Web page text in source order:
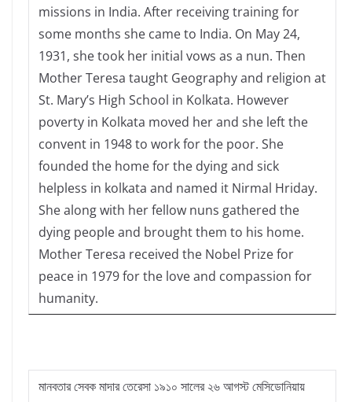
missions in India. After receiving training for
some months she came to India. On May 24,
1931, she took her initial vows as a nun. Then
Mother Teresa taught Geography and religion at
St. Mary’s High School in Kolkata. However
poverty in Kolkata moved her and she left the
convent in 1948 to work for the poor. She
founded the home for the dying and sick
helpless in kolkata and named it Nirmal Hriday.
She along with her fellow nuns gathered the
dying people and brought them to his home.
Mother Teresa received the Nobel Prize for
peace in 1979 for the love and compassion for
humanity.
মানবতার সেবক মাদার তেরেসা ১৯১০ সালের ২৬ আগস্ট মেসিডোনিয়ায়